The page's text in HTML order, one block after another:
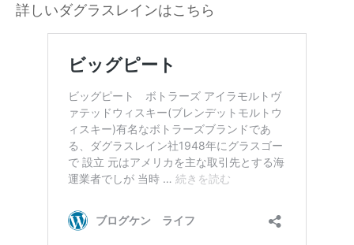
詳しいダグラスレインはこちら